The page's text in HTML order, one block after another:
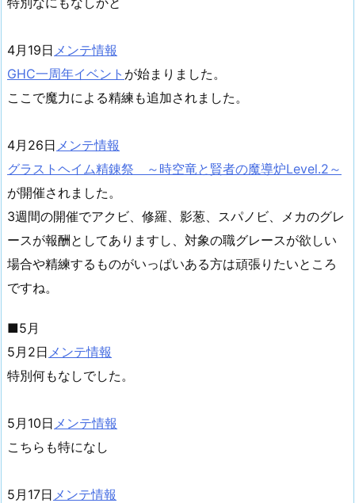
4月19日 メンテ情報
GHC一周年イベント が始まりました。
ここで魔力による精練も追加されました。
4月26日 メンテ情報
グラストヘイム精錬祭 ～時空竜と賢者の魔導炉Level.2～
が開催されました。
3週間の開催でアクビ、修羅、影葱、スパノビ、メカのグレ
ースが報酬としてありますし、対象の職グレースが欲しい
場合や精練するものがいっぱいある方は頑張りたいところ
ですね。
■5月
5月2日 メンテ情報
特別何もなしでした。
5月10日 メンテ情報
こちらも特になし
5月17日 メンテ情報